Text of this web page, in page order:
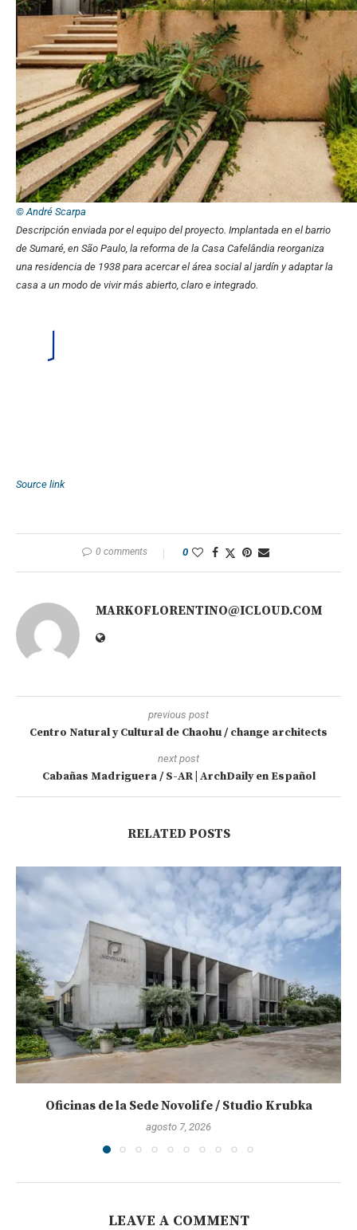
© André Scarpa
Descripción enviada por el equipo del proyecto. Implantada en el barrio
de Sumaré, en São Paulo, la reforma de la Casa Cafelândia reorganiza
una residencia de 1938 para acercar el área social al jardín y adaptar la
casa a un modo de vivir más abierto, claro e integrado.
Source link
0 comments 0
MARKOFLORENTINO@ICLOUD.COM
previous post
Centro Natural y Cultural de Chaohu / change architects
next post
Cabañas Madriguera / S-AR | ArchDaily en Español
RELATED POSTS
Oficinas de la Sede Novolife / Studio Krubka
agosto 7, 2026
LEAVE A COMMENT